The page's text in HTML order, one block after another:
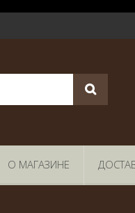
О МАГАЗИНЕ